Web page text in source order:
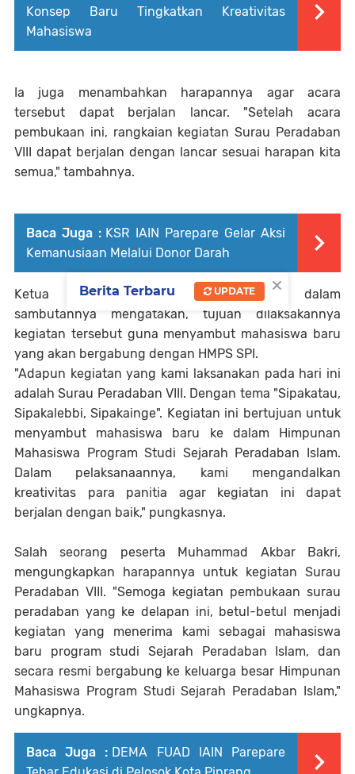
Konsep Baru Tingkatkan Kreativitas
Mahasiswa
Ia juga menambahkan harapannya agar acara
tersebut dapat berjalan lancar. "Setelah acara
pembukaan ini, rangkaian kegiatan Surau Peradaban
VIII dapat berjalan dengan lancar sesuai harapan kita
semua," tambahnya.
Baca Juga : KSR IAIN Parepare Gelar Aksi
Kemanusiaan Melalui Donor Darah
Ketua Panitia Pelaksana Ahmad Zaki dalam
sambutannya mengatakan, tujuan dilaksakannya
kegiatan tersebut guna menyambut mahasiswa baru
yang akan bergabung dengan HMPS SPI.
"Adapun kegiatan yang kami laksanakan pada hari ini
adalah Surau Peradaban VIII. Dengan tema "Sipakatau,
Sipakalebbi, Sipakainge". Kegiatan ini bertujuan untuk
menyambut mahasiswa baru ke dalam Himpunan
Mahasiswa Program Studi Sejarah Peradaban Islam.
Dalam pelaksanaannya, kami mengandalkan
kreativitas para panitia agar kegiatan ini dapat
berjalan dengan baik," pungkasnya.
Salah seorang peserta Muhammad Akbar Bakri,
mengungkapkan harapannya untuk kegiatan Surau
Peradaban VIII. "Semoga kegiatan pembukaan surau
peradaban yang ke delapan ini, betul-betul menjadi
kegiatan yang menerima kami sebagai mahasiswa
baru program studi Sejarah Peradaban Islam, dan
secara resmi bergabung ke keluarga besar Himpunan
Mahasiswa Program Studi Sejarah Peradaban Islam,"
ungkapnya.
Baca Juga : DEMA FUAD IAIN Parepare
×
Berita Terbaru UPDATE